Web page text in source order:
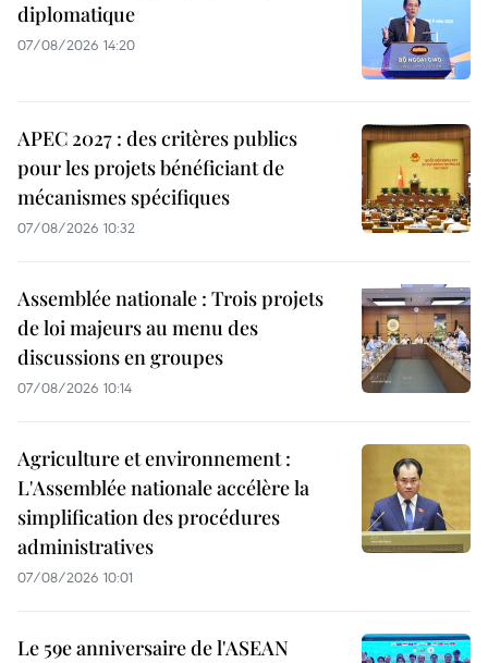
diplomatique
07/08/2026 14:20
APEC 2027 : des critères publics
pour les projets bénéficiant de
mécanismes spécifiques
07/08/2026 10:32
Assemblée nationale : Trois projets
de loi majeurs au menu des
discussions en groupes
07/08/2026 10:14
Agriculture et environnement :
L'Assemblée nationale accélère la
simplification des procédures
administratives
07/08/2026 10:01
Le 59e anniversaire de l'ASEAN